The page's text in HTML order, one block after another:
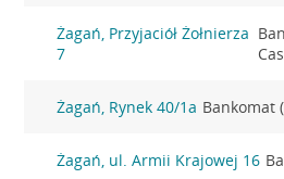
Żagań, Przyjaciół Żołnierza
7
Żagań, Rynek 40/1a Bankomat
Żagań, ul. Armii Krajowej 16